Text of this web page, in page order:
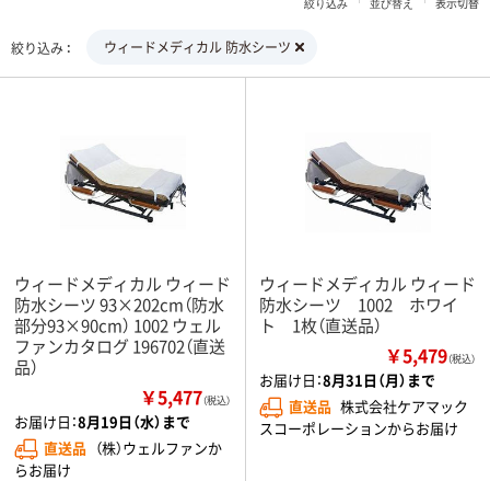
絞り込み 並び替え
絞り込み ウィードメディカル 防水シーツ
ウィードメディカル ウィード
防水シーツ 93×202cm（防水
部分93×90cm） 1002 ウェル
ファンカタログ 196702（直送
品）
￥5,477（税込）
お届け日：8月19日（水）まで
直送品 （株）ウェルファンか
らお届け
ウィードメディカル ウィード
防水シーツ 1002 ホワイ
ト 1枚（直送品）
￥5,479（税込）
お届け日：8月31日（月）まで
直送品 株式会社ケアマック
スコーポレーションからお届け